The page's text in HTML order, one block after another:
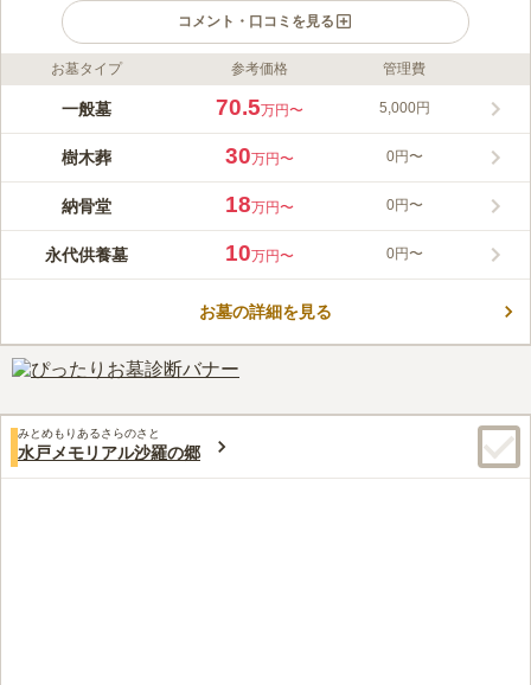
コメント・口コミを見る
ライフドット編集部のコメント
広々としていて、開放的で清潔感があり、故人も心安らかに眠れ
になることはないため、安心してお任せできます。 ご友人と墓
友として同じ所への納骨や、隣同士の利用も可能です。 納骨堂
持って供養・管理をしてくれます。
みんなの評価
3.9 口コミ
ち着いた雰囲気になります。
お墓タイプ 参考価格 管理費
一般墓 70.5万円〜 5,000円
樹木葬 30万円〜 0円〜
納骨堂 18万円〜 0円〜
永代供養墓 10万円〜 0円〜
お墓の詳細を見る
みとめもりあるさらのさと
水戸メモリアル沙羅の郷